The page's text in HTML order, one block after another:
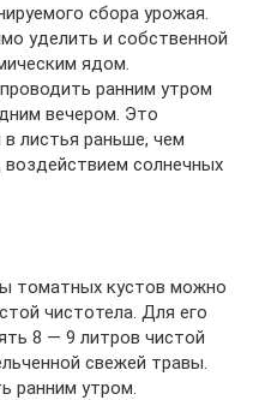
сбора урожая.
уделить и собственной
ядом.
ранним утром
вечером. Это
листья раньше, чем
воздействием солнечных
томатных кустов можно
чистотела. Для его
8 — 9 литров чистой
свежей травы.
ранним утром.